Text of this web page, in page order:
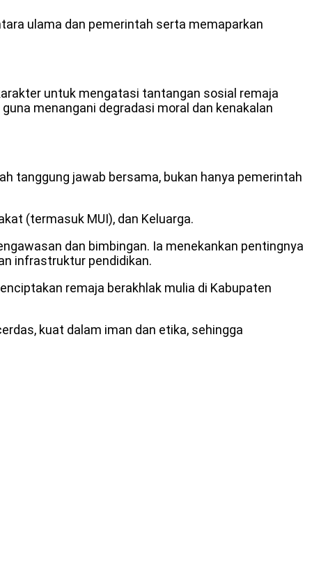
ulama dan pemerintah serta memaparkan
untuk mengatasi tantangan sosial remaja
menangani degradasi moral dan kenakalan
tanggung jawab bersama, bukan hanya pemerintah
(termasuk MUI), dan Keluarga.
dan bimbingan. Ia menekankan pentingnya
infrastruktur pendidikan.
remaja berakhlak mulia di Kabupaten
kuat dalam iman dan etika, sehingga